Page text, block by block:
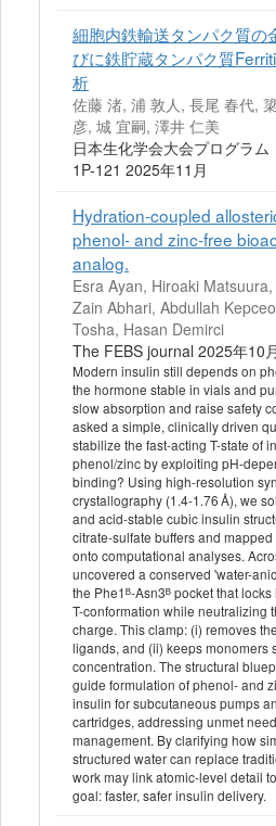
細胞内鉄輸送タンパク質の
びに鉄貯蔵タンパク質
析
佐藤 渚, 浦 敦人, 長尾 春代,
彦, 城 宜嗣, 澤井 仁美
日本生化学会大会プログラ
1P-121 2025年11月
Hydration-coupled
phenol- and zinc-free
analog.
Esra Ayan, Hiroaki
Zain Abhari, Abdullah
Tosha, Hasan Demirci
The FEBS journal 2025年10
Modern insulin still depends on
the hormone stable in vials and
slow absorption and raise safety
asked a simple, clinically driven
stabilize the fast-acting T-state of
phenol/zinc by exploiting pH-
binding? Using high-resolution
crystallography (1.4-1.76 Å), we
and acid-stable cubic insulin
citrate-sulfate buffers and
onto computational analyses.
uncovered a conserved 'water-
the Phe1ᴮ-Asn3ᴮ pocket that
T-conformation while neutralizing
charge. This clamp: (i) removes
ligands, and (ii) keeps monomers
concentration. The structural
guide formulation of phenol- and
insulin for subcutaneous pumps
cartridges, addressing unmet
management. By clarifying how
structured water can replace
work may link atomic-level detail
goal: faster, safer insulin delivery.